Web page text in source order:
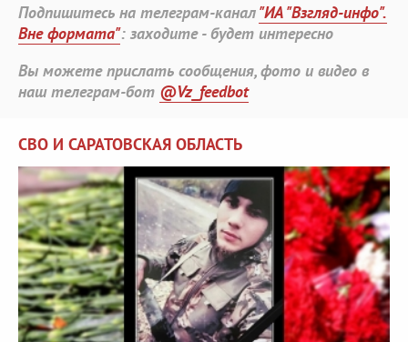
Подпишитесь на телеграм-канал"ИА "Взгляд-инфо".
Вне формата": заходите - будет интересно
Вы можете прислать сообщения, фото и видео в
наш телеграм-бот @Vz_feedbot
СВО И САРАТОВСКАЯ ОБЛАСТЬ